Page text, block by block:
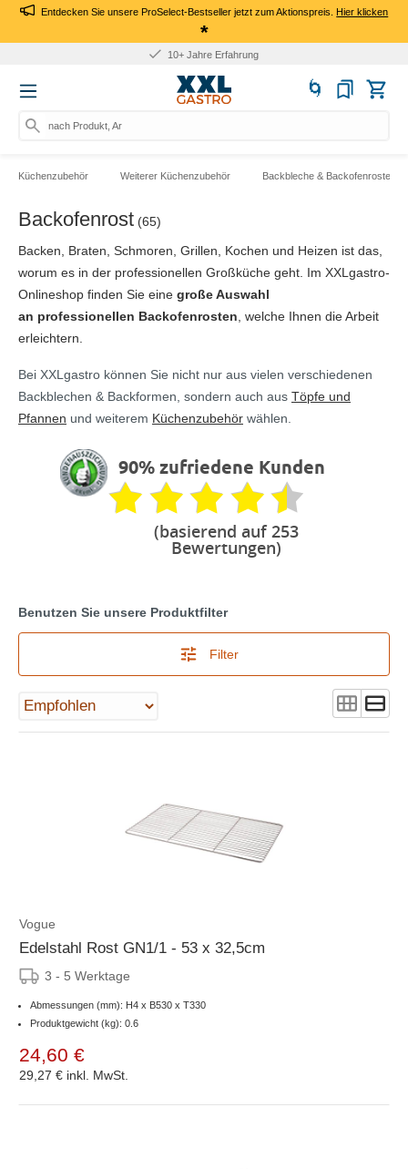
Entdecken Sie unsere ProSelect-Bestseller jetzt zum Aktionspreis.Hier klicken
*
10+ Jahre Erfahrung
nach Produkt, Art.-Nr.,
Küchenzubehör Weiterer Küchenzubehör Backbleche & Backofenroste
Backofenrost (65)
Backen, Braten, Schmoren, Grillen, Kochen und Heizen ist das,
worum es in der professionellen Großküche geht. Im XXLgastro-
Onlineshop finden Sie eine große Auswahl
an professionellen Backofenrosten , welche Ihnen die Arbeit
erleichtern.
Bei XXLgastro können Sie nicht nur aus vielen verschiedenen
Backblechen & Backformen, sondern auch aus Töpfe und
Pfannen und weiterem Küchenzubehör wählen.
90% zufriedene Kunden
(basierend auf 253
Bewertungen)
Benutzen Sie unsere Produktfilter
Filter
Vogue
Edelstahl Rost GN1/1 - 53 x 32,5cm
3 - 5 Werktage
Abmessungen (mm): H4 x B530 x T330
Produktgewicht (kg): 0.6
24,60 €
29,27 € inkl. MwSt.